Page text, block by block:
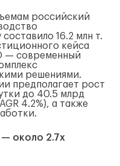
российский
16.2 млн т.
кейса
— современный
решениями.
предполагает рост
до 40.5 млрд
4.2%), а также
около 2.7x